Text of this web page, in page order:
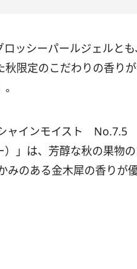
ッシーパールジェルと
限定のこだわりの香り
シャインモイスト
」は、芳醇な秋の果物
みのある金木犀の香りが